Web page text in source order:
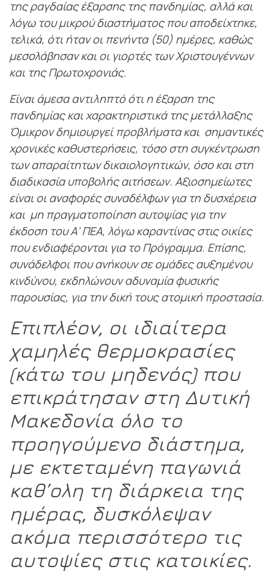
της ραγδαίας έξαρσης της πανδημίας, αλλά και
λόγω του μικρού διαστήματος που αποδείχτηκε,
τελικά, ότι ήταν οι πενήντα (50) ημέρες, καθώς
μεσολάβησαν και οι γιορτές των Χριστουγέννων
και της Πρωτοχρονιάς.
Είναι άμεσα αντιληπτό ότι η έξαρση της
πανδημίας και χαρακτηριστικά της μετάλλαξης
Όμικρον δημιουργεί προβλήματα και σημαντικές
χρονικές καθυστερήσεις, τόσο στη συγκέντρωση
των απαραίτητων δικαιολογητικών, όσο και στη
διαδικασία υποβολής αιτήσεων. Αξιοσημείωτες
είναι οι αναφορές συναδέλφων για τη δυσχέρεια
και μη πραγματοποίηση αυτοψίας για την
έκδοση του Α’ ΠΕΑ, λόγω καραντίνας στις οικίες
που ενδιαφέρονται για το Πρόγραμμα. Επίσης,
συνάδελφοι που ανήκουν σε ομάδες αυξημένου
κινδύνου, εκδηλώνουν αδυναμία φυσικής
παρουσίας, για την δική τους ατομική προστασία.
Επιπλέον, οι ιδιαίτερα
χαμηλές θερμοκρασίες
(κάτω του μηδενός) που
επικράτησαν στη Δυτική
Μακεδονία όλο το
προηγούμενο διάστημα,
με εκτεταμένη παγωνιά
καθ’ολη τη διάρκεια της
ημέρας, δυσκόλεψαν
ακόμα περισσότερο τις
αυτοψίες στις κατοικίες.